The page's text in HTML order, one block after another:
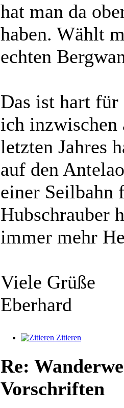
hat man da
haben. Wählt
echten
Das ist hart für
ich inzwischen
letzten Jahres
auf den
einer Seilbahn
Hubschrauber
immer mehr
Viele Grüße
Eberhard
Zitieren
Re:
Vorschriften